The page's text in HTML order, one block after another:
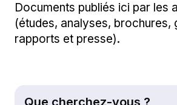
Documents publiés ici par les
(études, analyses, brochures,
rapports et presse).
Que cherchez-vous ?